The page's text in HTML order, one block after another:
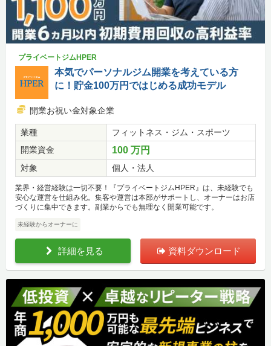
プライベートジムHPER
本気でパーソナルジム開業を考えている方
に！貯金100万円ではじめる成功モデル
開業お祝い金対象企業
業種
フィットネス・ジム・スポーツ
開業資金
100 万円
対象 個人・法人
業界・経営経験は一切不要！『プライベートジムHPER』は、未経験でも
安心な運営を仕組み化。集客や運営は本部がサポートし、オーナーはお店
づくりに集中できます。副業からでも無理なく開業可能です。
未経験からオーナーに
詳細を見る 資料ダウンロード